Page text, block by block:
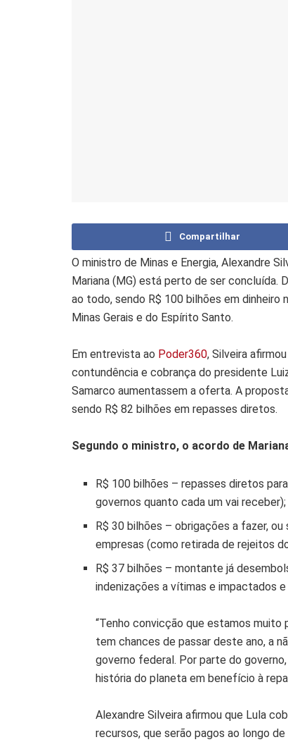
Compartilhar
O ministro de Minas e Energia, Alexandre
Mariana (MG) está perto de ser concluída.
ao todo, sendo R$ 100 bilhões em
Minas Gerais e do Espírito Santo.
Em entrevista ao Poder360, Silveira
contundência e cobrança do presidente
Samarco aumentassem a oferta. A
sendo R$ 82 bilhões em repasses diretos.
Segundo o ministro, o acordo de
R$ 100 bilhões – repasses diretos
governos quanto cada um vai receber);
R$ 30 bilhões – obrigações a fazer,
empresas (como retirada de rejeitos
R$ 37 bilhões – montante já
indenizações a vítimas e impactados
“Tenho convicção que estamos muito
tem chances de passar deste ano, a
governo federal. Por parte do
história do planeta em benefício à
Alexandre Silveira afirmou que Lula
recursos, que serão pagos ao longo